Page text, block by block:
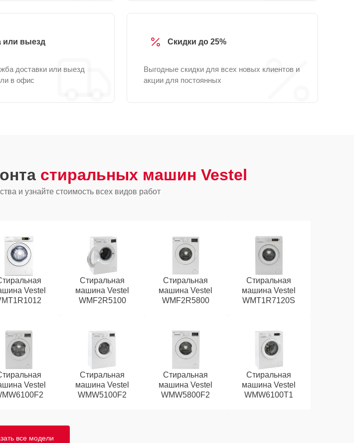
или выезд
доставки или выезд
в офис
Скидки до 25%
Выгодные скидки для всех новых клиентов и
акции для постоянных
стиральных машин Vestel
и узнайте стоимость всех видов работ
Vestel
Стиральная
машина Vestel
WMF2R5100
Стиральная
машина Vestel
WMF2R5800
Стиральная
машина Vestel
WMT1R7120S
Vestel
Стиральная
машина Vestel
WMW5100F2
Стиральная
машина Vestel
WMW5800F2
Стиральная
машина Vestel
WMW6100T1
все модели